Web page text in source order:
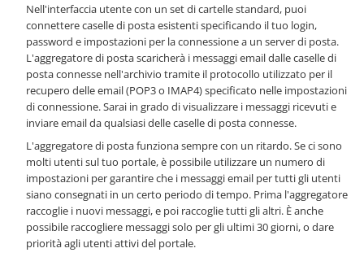
Nell'interfaccia utente con un set di cartelle standard, puoi
connettere caselle di posta esistenti specificando il tuo login,
password e impostazioni per la connessione a un server di posta.
L'aggregatore di posta scaricherà i messaggi email dalle caselle di
posta connesse nell'archivio tramite il protocollo utilizzato per il
recupero delle email (POP3 o IMAP4) specificato nelle impostazioni
di connessione. Sarai in grado di visualizzare i messaggi ricevuti e
inviare email da qualsiasi delle caselle di posta connesse.
L'aggregatore di posta funziona sempre con un ritardo. Se ci sono
molti utenti sul tuo portale, è possibile utilizzare un numero di
impostazioni per garantire che i messaggi email per tutti gli utenti
siano consegnati in un certo periodo di tempo. Prima l'aggregatore
raccoglie i nuovi messaggi, e poi raccoglie tutti gli altri. È anche
possibile raccogliere messaggi solo per gli ultimi 30 giorni, o dare
priorità agli utenti attivi del portale.